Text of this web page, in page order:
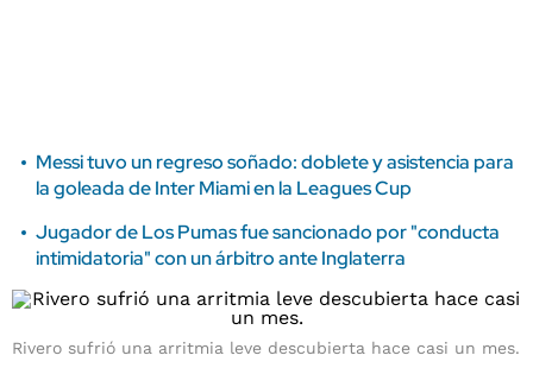
Messi tuvo un regreso soñado: doblete y asistencia para
la goleada de Inter Miami en la Leagues Cup
Jugador de Los Pumas fue sancionado por "conducta
intimidatoria" con un árbitro ante Inglaterra
Rivero sufrió una arritmia leve descubierta hace casi un mes.